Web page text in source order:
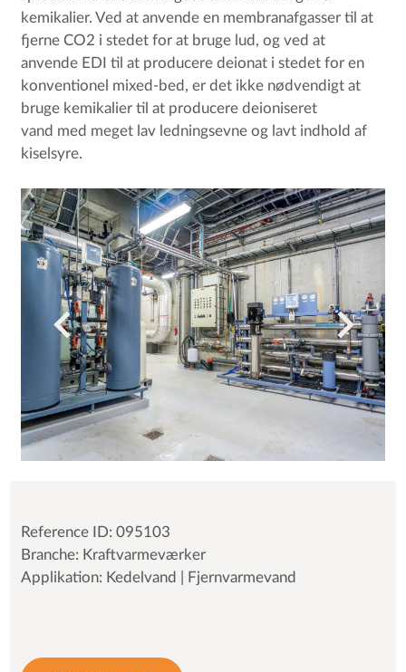
kemikalier. Ved at anvende en membranafgasser til at
fjerne CO2 i stedet for at bruge lud, og ved at
anvende EDI til at producere deionat i stedet for en
konventionel mixed-bed, er det ikke nødvendigt at
bruge kemikalier til at producere deioniseret
vand med meget lav ledningsevne og lavt indhold af
kiselsyre.
Reference ID: 095103
Branche: Kraftvarmeværker
Applikation: Kedelvand | Fjernvarmevand